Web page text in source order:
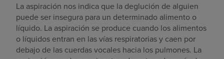
La aspiración nos indica que la deglución de alguien
puede ser insegura para un determinado alimento o
líquido. La aspiración se produce cuando los alimentos
o líquidos entran en las vías respiratorias y caen por
debajo de las cuerdas vocales hacia los pulmones. La